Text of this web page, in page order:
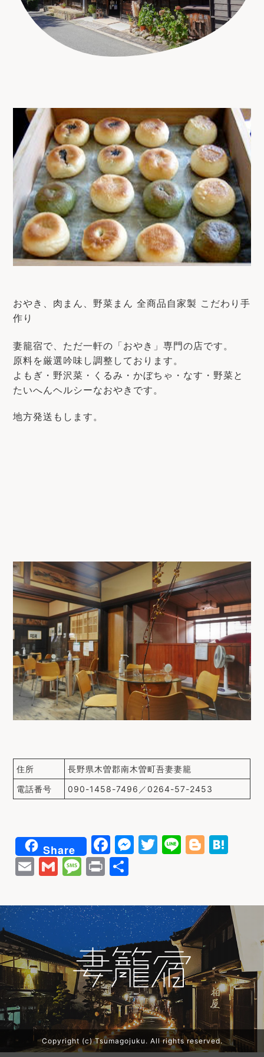
おやき、肉まん、野菜まん 全商品自家製 こだわり手
作り
妻籠宿で、ただ一軒の「おやき」専門の店です。
原料を厳選吟味し調整しております。
よもぎ・野沢菜・くるみ・かぼちゃ・なす・野菜と
たいへんヘルシーなおやきです。
地方発送もします。
住所
長野県木曽郡南木曽町吾妻妻籠
電話番号
090-1458-7496／0264-57-2453
Share
F
a
c
e
b
o
o
k
M
s
e
n
g
e
r
T
t
e
r
Li Bl
g
e
r
n
a
E
ai
l
G
ai
l
M
s
s
a
g
e
P
n
t
Copyright (c) Tsumagojuku. All rights reserved.